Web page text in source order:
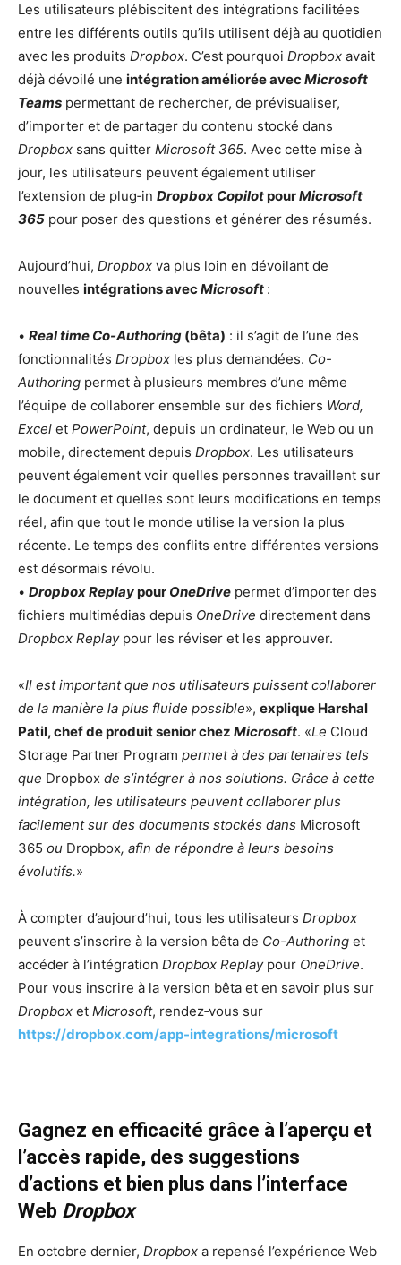
Les utilisateurs plébiscitent des intégrations facilitées
entre les différents outils qu’ils utilisent déjà au quotidien
avec les produits Dropbox. C’est pourquoi Dropbox avait
déjà dévoilé une intégration améliorée avecMicrosoft
Teams permettant de rechercher, de prévisualiser,
d’importer et de partager du contenu stocké dans
Dropbox sans quitter Microsoft 365. Avec cette mise à
jour, les utilisateurs peuvent également utiliser
l’extension de plug‑in Dropbox CopilotpourMicrosoft
365 pour poser des questions et générer des résumés.
Aujourd’hui, Dropbox va plus loin en dévoilant de
nouvelles intégrations avecMicrosoft :
• Real time Co-Authoring (bêta) : il s’agit de l’une des
fonctionnalités Dropbox les plus demandées. Co-
Authoring permet à plusieurs membres d’une même
l’équipe de collaborer ensemble sur des fichiers Word,
Excel et PowerPoint, depuis un ordinateur, le Web ou un
mobile, directement depuis Dropbox. Les utilisateurs
peuvent également voir quelles personnes travaillent sur
le document et quelles sont leurs modifications en temps
réel, afin que tout le monde utilise la version la plus
récente. Le temps des conflits entre différentes versions
est désormais révolu.
• Dropbox Replaypour OneDrive permet d’importer des
fichiers multimédias depuis OneDrive directement dans
Dropbox Replaypour les réviser et les approuver.
«Il est important que nos utilisateurs puissent collaborer
de la manière la plus fluide possible», explique Harshal
Patil, chef de produit senior chez Microsoft. «Le Cloud
Storage Partner Program permet à des partenaires tels
que Dropbox de s’intégrer à nos solutions. Grâce à cette
intégration, les utilisateurs peuvent collaborer plus
facilement sur des documents stockés dans Microsoft
365 ou Dropbox, afin de répondre à leurs besoins
évolutifs.»
À compter d’aujourd’hui, tous les utilisateurs Dropbox
peuvent s’inscrire à la version bêta de Co-Authoring et
accéder à l’intégration Dropbox Replaypour OneDrive.
Pour vous inscrire à la version bêta et en savoir plus sur
Dropbox et Microsoft, rendez‑vous sur
https://dropbox.com/app-integrations/microsoft
Gagnez en efficacité grâce à l’aperçu et
l’accès rapide, des suggestions
d’actions et bien plus dans l’interface
Web Dropbox
En octobre dernier, Dropbox a repensé l’expérience Web